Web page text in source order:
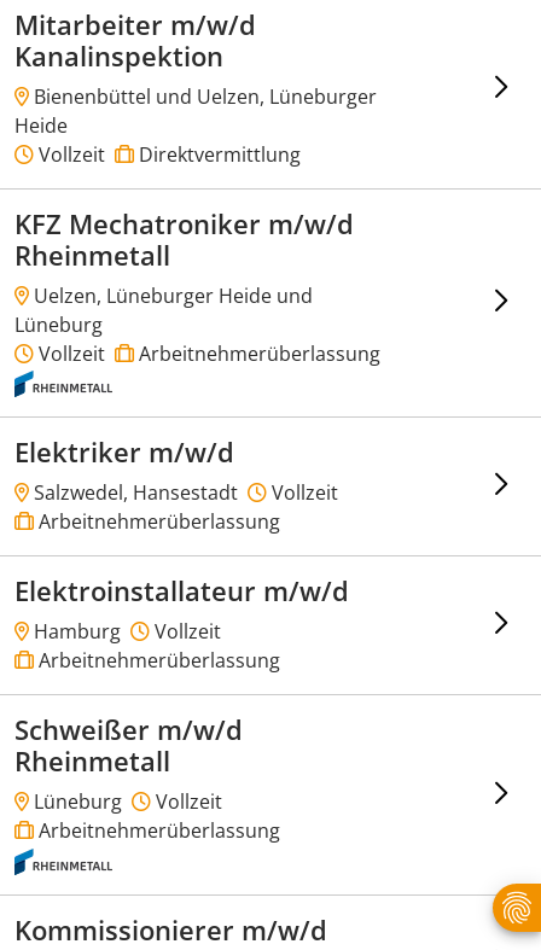
Mitarbeiter m/w/d
Kanalinspektion
Bienenbüttel und Uelzen, Lüneburger
Heide
Vollzeit
Direktvermittlung
KFZ Mechatroniker m/w/d
Rheinmetall
Uelzen, Lüneburger Heide und
Lüneburg
Vollzeit
Arbeitnehmerüberlassung
Elektriker m/w/d
Salzwedel, Hansestadt
Vollzeit
Arbeitnehmerüberlassung
Elektroinstallateur m/w/d
Hamburg
Vollzeit
Arbeitnehmerüberlassung
Schweißer m/w/d
Rheinmetall
Lüneburg
Vollzeit
Arbeitnehmerüberlassung
Kommissionierer m/w/d